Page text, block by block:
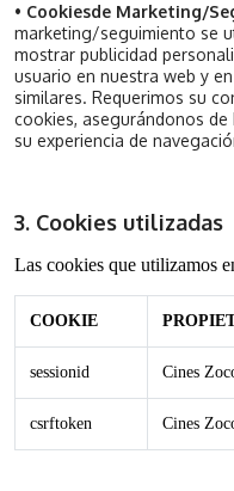
• Cookiesde Marketing/
marketing/seguimiento se
mostrar publicidad
usuario en nuestra web y
similares. Requerimos su
cookies, asegurándonos
su experiencia de
3. Cookies utilizadas
Las cookies que utilizamos
COOKIE
sessionid Cines
csrftoken Cines